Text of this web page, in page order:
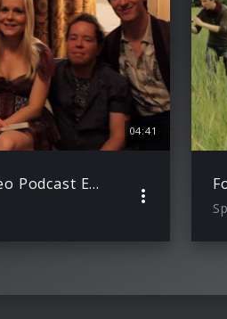
04:41
Klassikakzente Video Podcast Episode 17